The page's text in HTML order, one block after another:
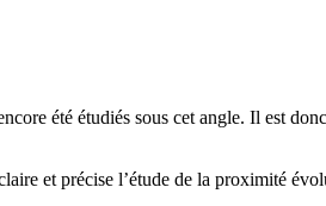
été étudiés sous cet angle. Il est
et précise l’étude de la proximité